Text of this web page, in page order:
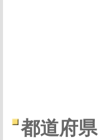
都道府県